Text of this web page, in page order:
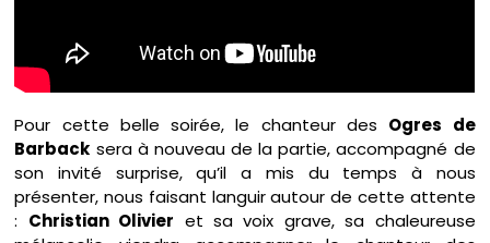
Pour cette belle soirée, le chanteur des Ogres de
Barback sera à nouveau de la partie, accompagné de
son invité surprise, qu’il a mis du temps à nous
présenter, nous faisant languir autour de cette attente
: Christian Olivier et sa voix grave, sa chaleureuse